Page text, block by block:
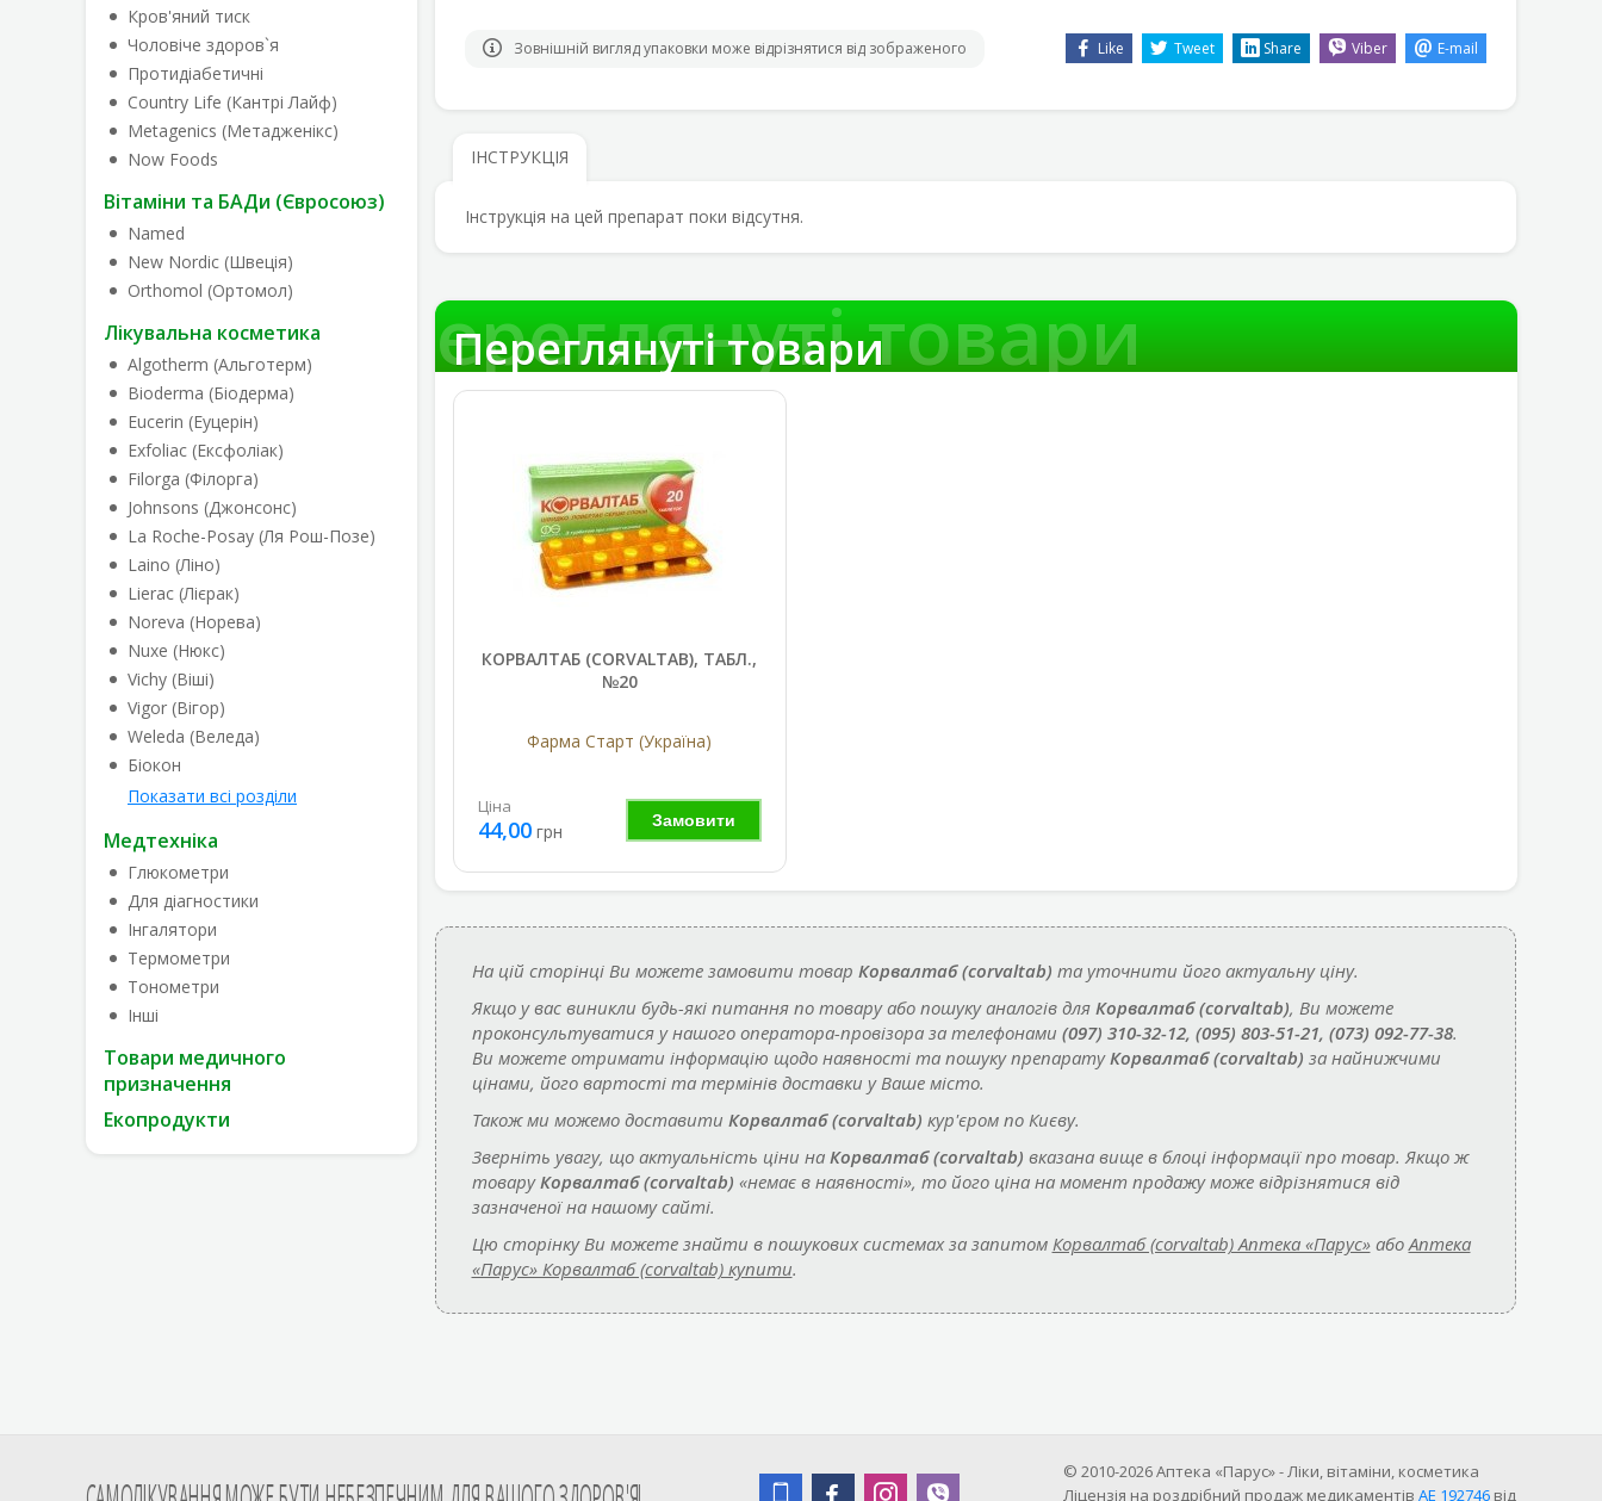
Кров'яний тиск
Чоловіче здоров`я
Протидіабетичні
Country Life (Кантрі Лайф)
Metagenics (Метадженікс)
Now Foods
Вітаміни та БАДи (Євросоюз)
Named
New Nordic (Швеція)
Orthomol (Ортомол)
Лікувальна косметика
Algotherm (Альготерм)
Bioderma (Біодерма)
Eucerin (Еуцерін)
Exfoliac (Ексфоліак)
Filorga (Філорга)
Johnsons (Джонсонс)
La Roche-Posay (Ля Рош-Позе)
Laino (Ліно)
Lierac (Лієрак)
Noreva (Норева)
Nuxe (Нюкс)
Vichy (Віші)
Vigor (Вігор)
Weleda (Веледа)
Біокон
Показати всі розділи
Медтехніка
Глюкометри
Для діагностики
Інгалятори
Термометри
Тонометри
Інші
Товари медичного
призначення
Екопродукти
Зовнішній вигляд упаковки може відрізнятися від зображеного Like Tweet Share Viber E-mail
ІНСТРУКЦІЯ
Інструкція на цей препарат поки відсутня.
Переглянуті товари
Переглянуті товари
КОРВАЛТАБ (CORVALTAB), ТАБЛ.,
№20
Фарма Старт (Україна)
Замовити
Ціна
44,00грн
На цій сторінці Ви можете замовити товар Корвалтаб (corvaltab) та уточнити його актуальну ціну.
Якщо у вас виникли будь-які питання по товару або пошуку аналогів для Корвалтаб (corvaltab), Ви можете
проконсультуватися у нашого оператора-провізора за телефонами (097) 310-32-12, (095) 803-51-21, (073) 092-77-38.
Ви можете отримати інформацію щодо наявності та пошуку препарату Корвалтаб (corvaltab) за найнижчими
цінами, його вартості та термінів доставки у Ваше місто.
Також ми можемо доставити Корвалтаб (corvaltab) кур'єром по Києву.
Зверніть увагу, що актуальність ціни на Корвалтаб (corvaltab) вказана вище в блоці інформації про товар. Якщо ж
товару Корвалтаб (corvaltab) «немає в наявності», то його ціна на момент продажу може відрізнятися від
зазначеної на нашому сайті.
Цю сторінку Ви можете знайти в пошукових системах за запитом Корвалтаб (corvaltab) Аптека «Парус»або Аптека
«Парус» Корвалтаб (corvaltab) купити.
© 2010-2026 Аптека «Парус» - Ліки, вітаміни, косметика
Ліцензія на роздрібний продаж медикаментів АE 192746 від